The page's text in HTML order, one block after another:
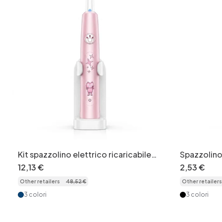
Kit spazzolino elettrico ricaricabile
3D per una pulizia orale profonda
12,13€
Other retailers 48,52€
3 colori
durata di
2,53€
Other retailers
3 colori